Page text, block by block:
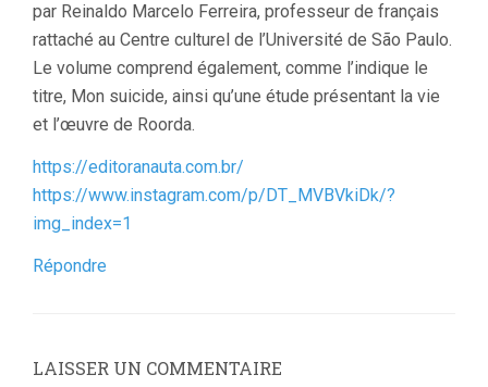
par Reinaldo Marcelo Ferreira, professeur de français
rattaché au Centre culturel de l’Université de São Paulo.
Le volume comprend également, comme l’indique le
titre, Mon suicide, ainsi qu’une étude présentant la vie
et l’œuvre de Roorda.
https://editoranauta.com.br/
https://www.instagram.com/p/DT_MVBVkiDk/?
img_index=1
Répondre
LAISSER UN COMMENTAIRE